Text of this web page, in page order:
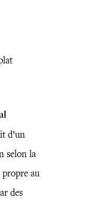
d’un
selon la
au
des